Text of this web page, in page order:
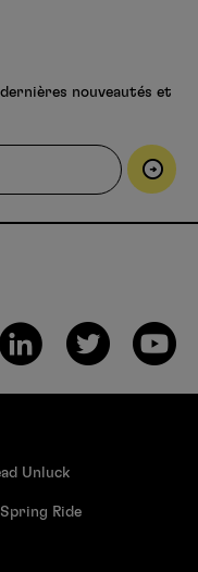
nouveautés et
Unluck
Ride